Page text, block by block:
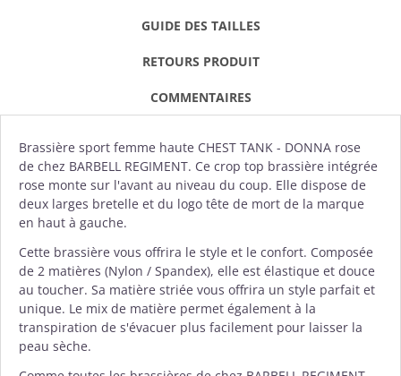
GUIDE DES TAILLES
RETOURS PRODUIT
COMMENTAIRES
Brassière sport femme haute CHEST TANK - DONNA rose
de chez BARBELL REGIMENT. Ce crop top brassière intégrée
rose monte sur l'avant au niveau du coup. Elle dispose de
deux larges bretelle et du logo tête de mort de la marque
en haut à gauche.
Cette brassière vous offrira le style et le confort. Composée
de 2 matières (Nylon / Spandex), elle est élastique et douce
au toucher. Sa matière striée vous offrira un style parfait et
unique. Le mix de matière permet également à la
transpiration de s'évacuer plus facilement pour laisser la
peau sèche.